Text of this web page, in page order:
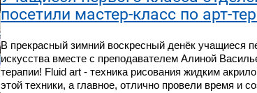
посетили мастер-класс по арт-
В прекрасный зимний воскресный денёк учащиеся
искусства вместе с преподавателем Алиной
терапии! Fluid art - техника рисования жидким
этой техники, а главное, отлично провели время и